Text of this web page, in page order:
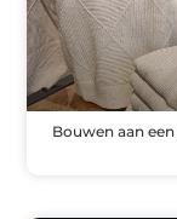
Bouwen aan